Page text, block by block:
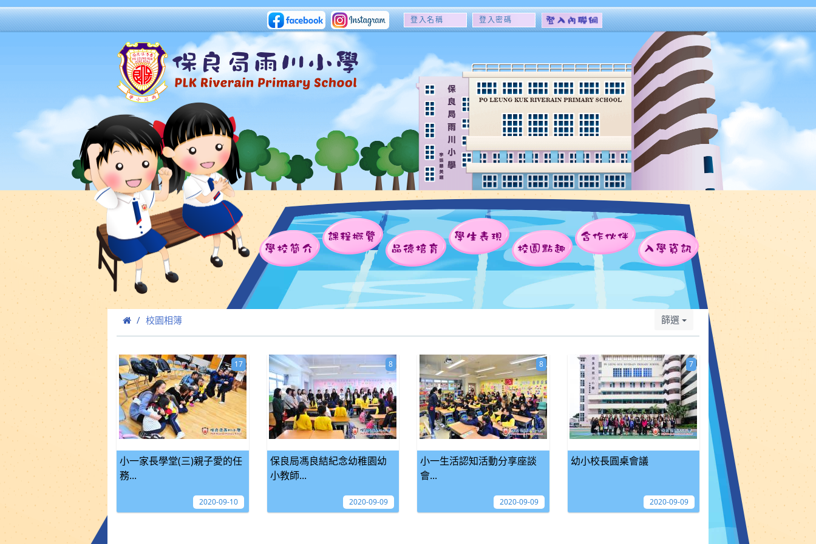
登
名
稱
登
密
碼
學校簡介
課程概覽
品德培育
學生表現
校園點趣
合作伙伴
入學資訊
校園相簿 篩選
小一家長學堂(三)親子愛的任
務...
17
2020-09-10
保良局馮良結紀念幼稚園幼
小教師...
8
2020-09-09
小一生活認知活動分享座談
會...
8
2020-09-09
幼小校長圓桌會議
7
2020-09-09